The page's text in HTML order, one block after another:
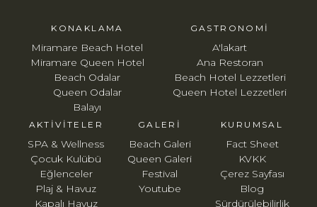
KONAKLAMA
Miramare Beach Hotel
Miramare Queen Hotel
Beach Odalar
Queen Odalar
Balayı
GASTRONOMI
A'lakart
Ana Restoran
Beach Hotel Lezzetleri
Queen Hotel Lezzetleri
AKTIVITELER
SPA & Wellness
Çocuk Kulübü
Eğlenceler
Plaj & Havuz
Kapalı Havuz
KURUMSAL
Fact Sheet
KVKK
Çerez Sayfası
Blog
Sürdürülebilirlik
GALERI
Beach Galeri
Queen Galeri
Festival
Youtube